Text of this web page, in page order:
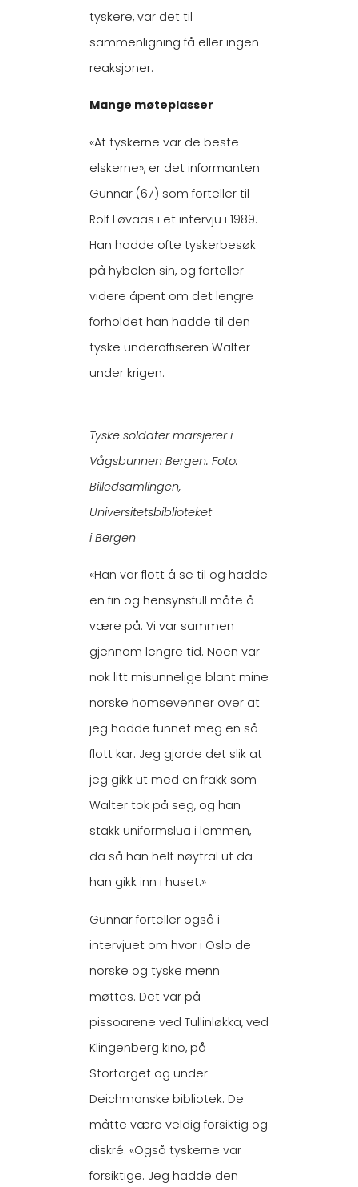
tyskere, var det til
sammenligning få eller ingen
reaksjoner.
Mange møteplasser
«At tyskerne var de beste
elskerne», er det informanten
Gunnar (67) som forteller til
Rolf Løvaas i et intervju i 1989.
Han hadde ofte tyskerbesøk
på hybelen sin, og forteller
videre åpent om det lengre
forholdet han hadde til den
tyske underoffiseren Walter
under krigen.
Tyske soldater marsjerer i
Vågsbunnen Bergen. Foto:
Billedsamlingen,
Universitetsbiblioteket
i Bergen
«Han var flott å se til og hadde
en fin og hensynsfull måte å
være på. Vi var sammen
gjennom lengre tid. Noen var
nok litt misunnelige blant mine
norske homsevenner over at
jeg hadde funnet meg en så
flott kar. Jeg gjorde det slik at
jeg gikk ut med en frakk som
Walter tok på seg, og han
stakk uniformslua i lommen,
da så han helt nøytral ut da
han gikk inn i huset.»
Gunnar forteller også i
intervjuet om hvor i Oslo de
norske og tyske menn
møttes. Det var på
pissoarene ved Tullinløkka, ved
Klingenberg kino, på
Stortorget og under
Deichmanske bibliotek. De
måtte være veldig forsiktig og
diskré. «Også tyskerne var
forsiktige. Jeg hadde den